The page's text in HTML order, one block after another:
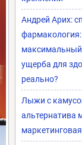
Андрей Арих:
фармакология:
ущерба для
реально?
Лыжи с
альтернатива